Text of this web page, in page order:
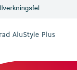
AluStyle Plus